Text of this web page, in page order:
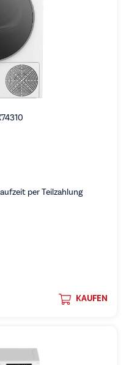
per Teilzahlung
KAUFEN